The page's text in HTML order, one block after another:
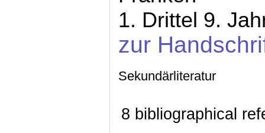
1. Drittel 9.
zur
Sekundärliteratur
8 bibliographical